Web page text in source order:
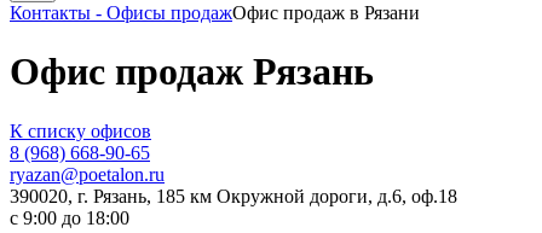
Контакты - Офисы продажОфис продаж в Рязани
Офис продаж Рязань
К списку офисов
8 (968) 668-90-65
ryazan@poetalon.ru
390020, г. Рязань, 185 км Окружной дороги, д.6, оф.18
с 9:00 до 18:00